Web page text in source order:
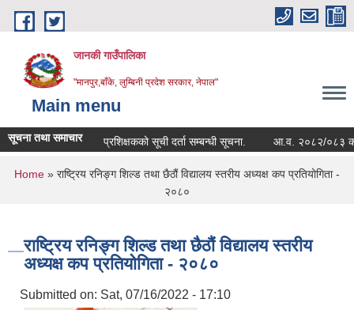
Skip to main content
जानकी गाउँपालिका
"मानपुर,बाँके, लुम्बिनी प्रदेश सरकार, नेपाल"
Main menu
सूचना तथा समाचारप्रशिक्षकको सूची दर्ता सम्बन्धी सूचना. आ.व. २०८२/०८३ को
You are here
Home » राष्ट्रिय रनिङ्ग शिल्ड तथा छैठौं विद्यालय स्तरीय अध्यक्ष कप प्रतियोगिता -
२०८०
राष्ट्रिय रनिङ्ग शिल्ड तथा छैठौं विद्यालय स्तरीय
अध्यक्ष कप प्रतियोगिता - २०८०
Submitted on: Sat, 07/16/2022 - 17:10